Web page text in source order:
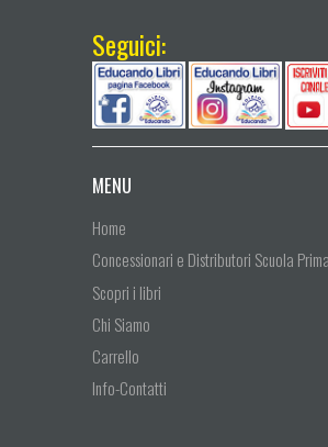
Seguici:
MENU
Home
Concessionari e Distributori Scuola
Scopri i libri
Chi Siamo
Carrello
Info-Contatti